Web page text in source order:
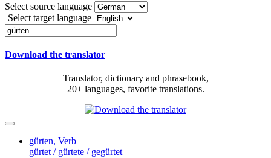
Select source language
Select target language
Download the translator
Translator, dictionary and phrasebook,
20+ languages, favorite translations.
gürten, Verb
gürtet / gürtete / gegürtet